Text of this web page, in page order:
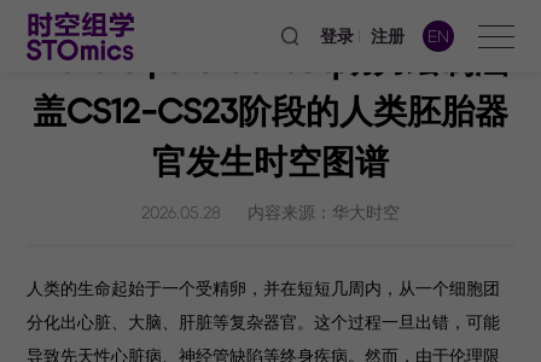
登录 注册 EN
Nature | Stereo-seq助力绘制涵
盖CS12-CS23阶段的人类胚胎器
官发生时空图谱
2026.05.28 内容来源：华大时空
人类的生命起始于一个受精卵，并在短短几周内，从一个细胞团
分化出心脏、大脑、肝脏等复杂器官。这个过程一旦出错，可能
导致先天性心脏病、神经管缺陷等终身疾病。然而，由于伦理限